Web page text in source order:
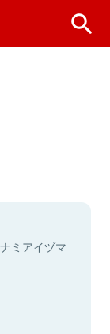
ミアイヅマ